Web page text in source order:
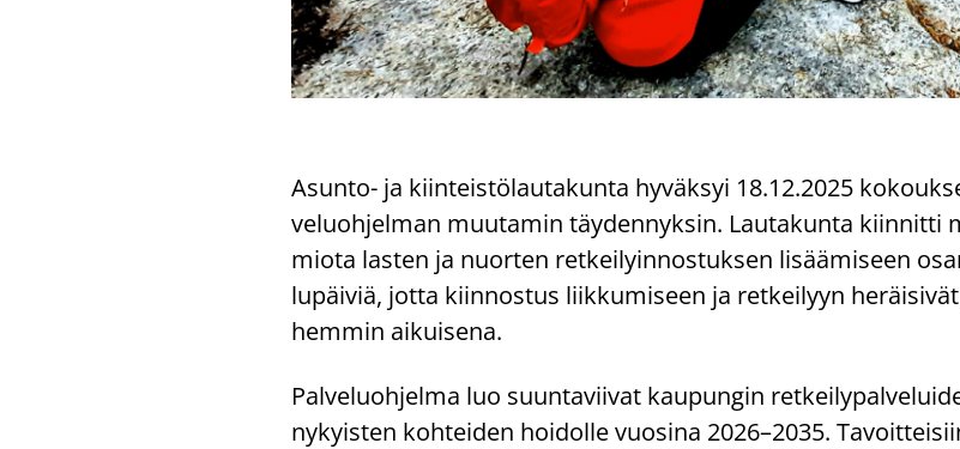
Asunto-​ ja kiin­teis­tö­lau­ta­kun­ta hy­väk­syi 18.12.2025
ve­luoh­jel­man muu­ta­min täy­den­nyk­sin. Lau­ta­kun­ta kiin­nit­ti
mio­ta las­ten ja nuor­ten ret­kei­lyin­nos­tuk­sen li­sää­mi­seen
lu­päi­viä, jotta kiin­nos­tus liik­ku­mi­seen ja ret­kei­lyyn
hem­min ai­kui­se­na.
Pal­ve­luoh­jel­ma luo suun­ta­vii­vat kau­pun­gin
ny­kyis­ten koh­tei­den hoi­dol­le vuo­si­na 2026–2035.